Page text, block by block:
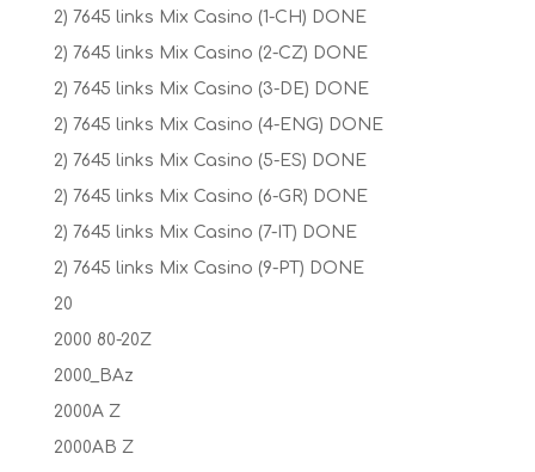
2) 7645 links Mix Casino (1-CH) DONE
2) 7645 links Mix Casino (2-CZ) DONE
2) 7645 links Mix Casino (3-DE) DONE
2) 7645 links Mix Casino (4-ENG) DONE
2) 7645 links Mix Casino (5-ES) DONE
2) 7645 links Mix Casino (6-GR) DONE
2) 7645 links Mix Casino (7-IT) DONE
2) 7645 links Mix Casino (9-PT) DONE
20
2000 80-20Z
2000_BAz
2000A Z
2000AB Z